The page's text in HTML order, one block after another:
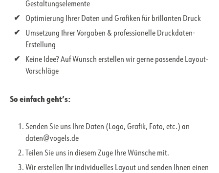
Gestaltungselemente
Optimierung Ihrer Daten und Grafiken für brillanten Druck
Umsetzung Ihrer Vorgaben & professionelle Druckdaten-
Erstellung
Keine Idee? Auf Wunsch erstellen wir gerne passende Layout-
Vorschläge
So einfach geht’s:
Senden Sie uns Ihre Daten (Logo, Grafik, Foto, etc.) an
daten@vogels.de
Teilen Sie uns in diesem Zuge Ihre Wünsche mit.
Wir erstellen Ihr individuelles Layout und senden Ihnen einen